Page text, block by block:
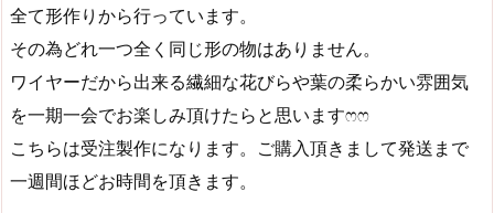
全て形作りから行っています。
その為どれ一つ全く同じ形の物はありません。
ワイヤーだから出来る繊細な花びらや葉の柔らかい雰囲気
を一期一会でお楽しみ頂けたらと思いますෆෆ
こちらは受注製作になります。ご購入頂きまして発送まで
一週間ほどお時間を頂きます。